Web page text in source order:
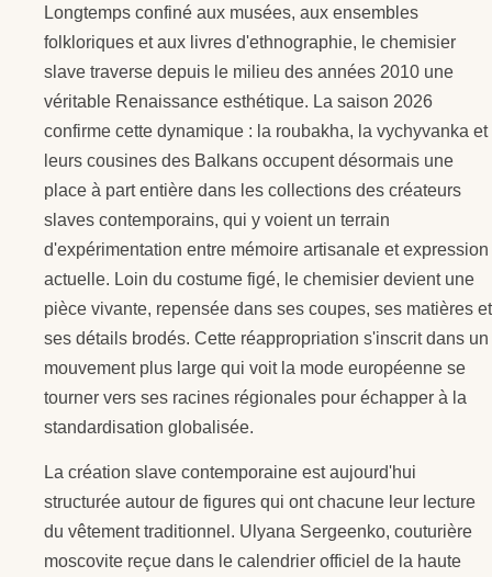
Longtemps confiné aux musées, aux ensembles
folkloriques et aux livres d'ethnographie, le chemisier
slave traverse depuis le milieu des années 2010 une
véritable Renaissance esthétique. La saison 2026
confirme cette dynamique : la roubakha, la vychyvanka et
leurs cousines des Balkans occupent désormais une
place à part entière dans les collections des créateurs
slaves contemporains, qui y voient un terrain
d'expérimentation entre mémoire artisanale et expression
actuelle. Loin du costume figé, le chemisier devient une
pièce vivante, repensée dans ses coupes, ses matières et
ses détails brodés. Cette réappropriation s'inscrit dans un
mouvement plus large qui voit la mode européenne se
tourner vers ses racines régionales pour échapper à la
standardisation globalisée.
La création slave contemporaine est aujourd'hui
structurée autour de figures qui ont chacune leur lecture
du vêtement traditionnel. Ulyana Sergeenko, couturière
moscovite reçue dans le calendrier officiel de la haute